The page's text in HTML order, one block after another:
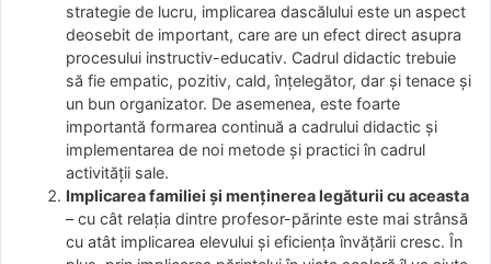
strategie de lucru, implicarea dascălului este un aspect
deosebit de important, care are un efect direct asupra
procesului instructiv-educativ. Cadrul didactic trebuie
să fie empatic, pozitiv, cald, înțelegător, dar și tenace și
un bun organizator. De asemenea, este foarte
importantă formarea continuă a cadrului didactic și
implementarea de noi metode și practici în cadrul
activității sale.
Implicarea familiei și menținerea legăturii cu aceasta
– cu cât relația dintre profesor-părinte este mai strânsă
cu atât implicarea elevului și eficiența învățării cresc. În